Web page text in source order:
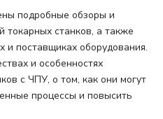
подробные обзоры и
токарных станков, а также
и поставщиках оборудования.
и особенностях
с ЧПУ, о том, как они могут
процессы и повысить